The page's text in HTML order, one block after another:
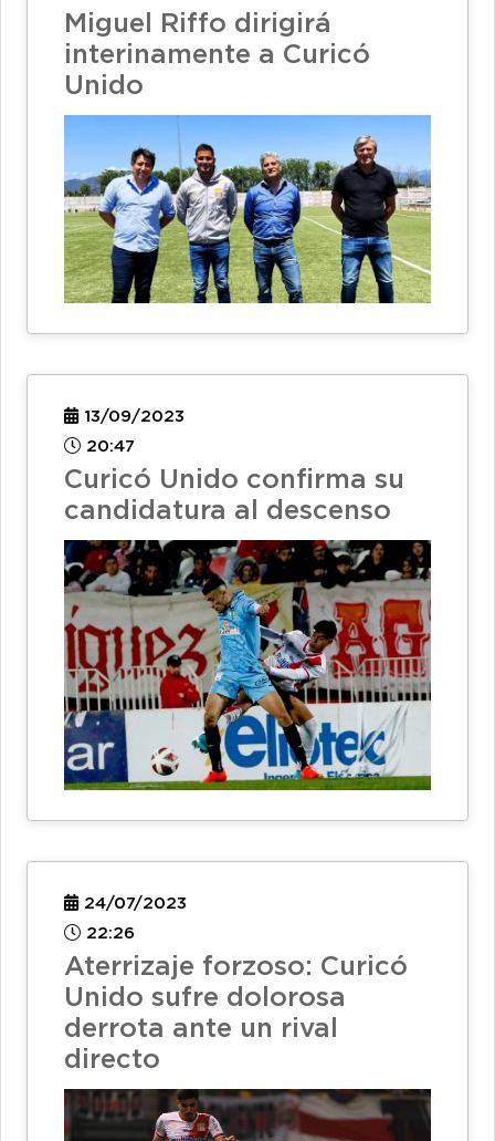
Miguel Riffo dirigirá
interinamente a Curicó
Unido
13/09/2023
20:47
Curicó Unido confirma su
candidatura al descenso
24/07/2023
22:26
Aterrizaje forzoso: Curicó
Unido sufre dolorosa
derrota ante un rival
directo